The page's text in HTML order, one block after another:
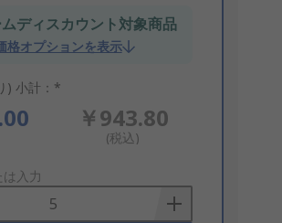
ディスカウント対象商品
格オプションを表示
) 小計：*
￥943.80
(税込)
入力